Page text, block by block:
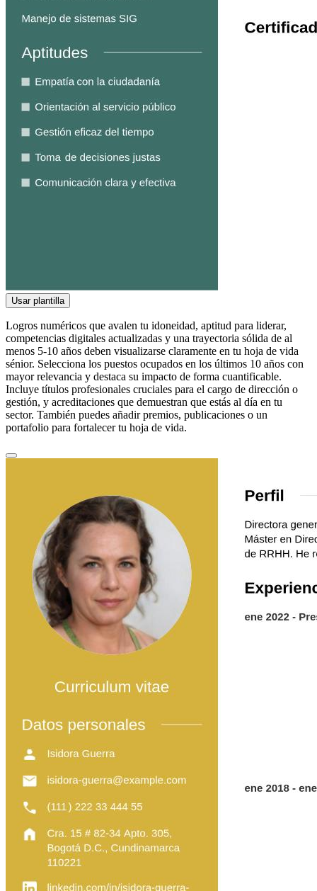
Usar plantilla
Logros numéricos que avalen tu idoneidad, aptitud para liderar,
competencias digitales actualizadas y una trayectoria sólida de al
menos 5-10 años deben visualizarse claramente en tu hoja de vida
sénior. Selecciona los puestos ocupados en los últimos 10 años con
mayor relevancia y destaca su impacto de forma cuantificable.
Incluye títulos profesionales cruciales para el cargo de dirección o
gestión, y acreditaciones que demuestran que estás al día en tu
sector. También puedes añadir premios, publicaciones o un
portafolio para fortalecer tu hoja de vida.